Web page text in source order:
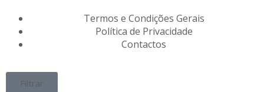
Termos e Condições Gerais
Política de Privacidade
Contactos
Filtrar